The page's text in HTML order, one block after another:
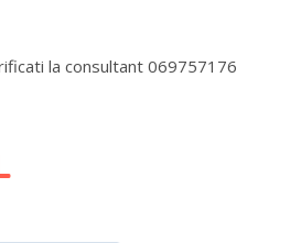
la consultant 069757176